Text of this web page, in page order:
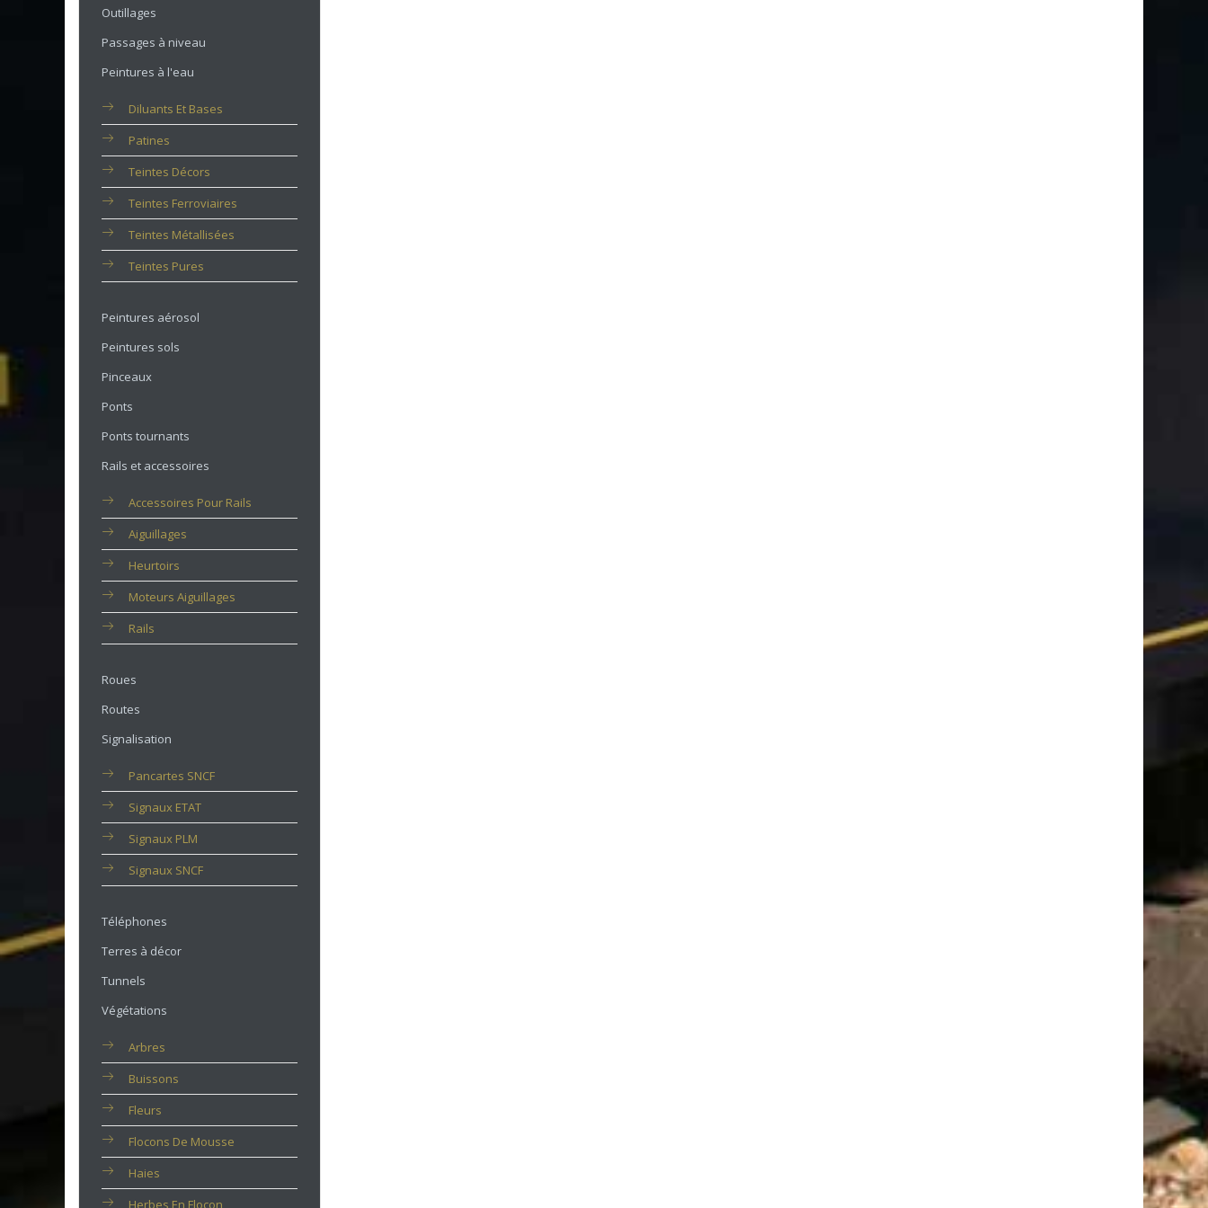
Outillages
Passages à niveau
Peintures à l'eau
Diluants Et Bases
Patines
Teintes Décors
Teintes Ferroviaires
Teintes Métallisées
Teintes Pures
Peintures aérosol
Peintures sols
Pinceaux
Ponts
Ponts tournants
Rails et accessoires
Accessoires Pour Rails
Aiguillages
Heurtoirs
Moteurs Aiguillages
Rails
Roues
Routes
Signalisation
Pancartes SNCF
Signaux ETAT
Signaux PLM
Signaux SNCF
Téléphones
Terres à décor
Tunnels
Végétations
Arbres
Buissons
Fleurs
Flocons De Mousse
Haies
Herbes En Flocon